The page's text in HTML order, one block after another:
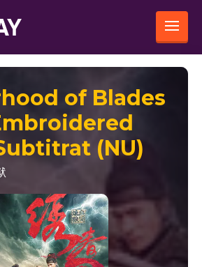
of Blades
(NU)